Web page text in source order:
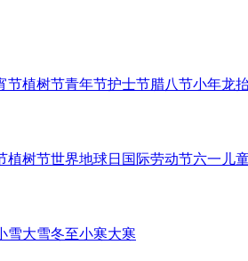
节植树节青年节护士节腊八节小年龙
植树节世界地球日 国际劳动节六一儿
雪大雪冬至小寒大寒